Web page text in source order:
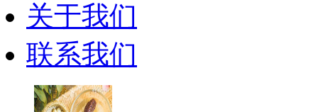
关于我们
联系我们